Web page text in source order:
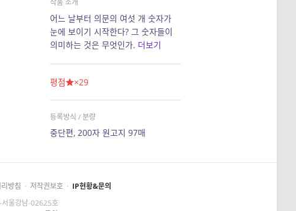
작품 소개
어느 날부터 의문의 여섯 개 숫자가
눈에 보이기 시작한다? 그 숫자들이
의미하는 것은 무엇인가. 더보기
평점 ×29
등록방식 / 분량
중단편, 200자 원고지 97매
방침 · 저작권보호 · IP현황&문의
울강남-02625호